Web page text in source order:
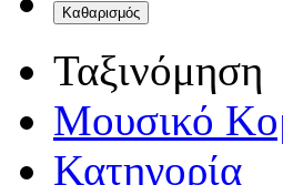
Ταξινόμηση
Μουσικό
Κατηγορία